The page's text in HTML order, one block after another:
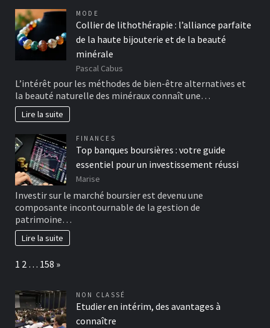
MODE
Collier de lithothérapie : l’alliance parfaite
de la haute bijouterie et de la beauté
minérale
Pascal Cabus
L’intérêt pour les méthodes de bien-être alternatives et
la beauté naturelle des minéraux connaît une…
Lire la suite
FINANCES
Top banques boursières : votre guide
essentiel pour un investissement réussi
Marise
Investir sur le marché boursier est devenu une
composante incontournable de la gestion de
patrimoine…
Lire la suite
Page:
1 2 … 158 Next
»
NON CLASSÉ
Etudier en intérim, des avantages à
connaître